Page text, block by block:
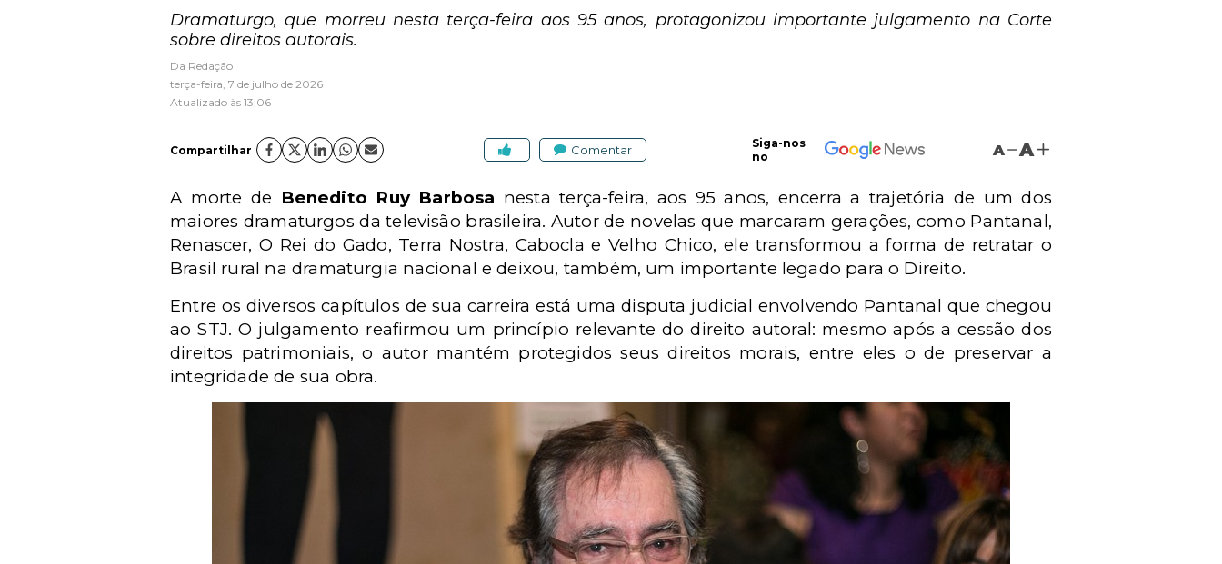
Dramaturgo, que morreu nesta terça-feira aos 95 anos, protagonizou importante julgamento na Corte
sobre direitos autorais.
Da Redação
terça-feira, 7 de julho de 2026
Atualizado às 13:06
Compartilhar Comentar
Siga-nos
no
A A
A morte de Benedito Ruy Barbosa nesta terça-feira, aos 95 anos, encerra a trajetória de um dos
maiores dramaturgos da televisão brasileira. Autor de novelas que marcaram gerações, como Pantanal,
Renascer, O Rei do Gado, Terra Nostra, Cabocla e Velho Chico, ele transformou a forma de retratar o
Brasil rural na dramaturgia nacional e deixou, também, um importante legado para o Direito.
Entre os diversos capítulos de sua carreira está uma disputa judicial envolvendo Pantanal que chegou
ao STJ. O julgamento reafirmou um princípio relevante do direito autoral: mesmo após a cessão dos
direitos patrimoniais, o autor mantém protegidos seus direitos morais, entre eles o de preservar a
integridade de sua obra.